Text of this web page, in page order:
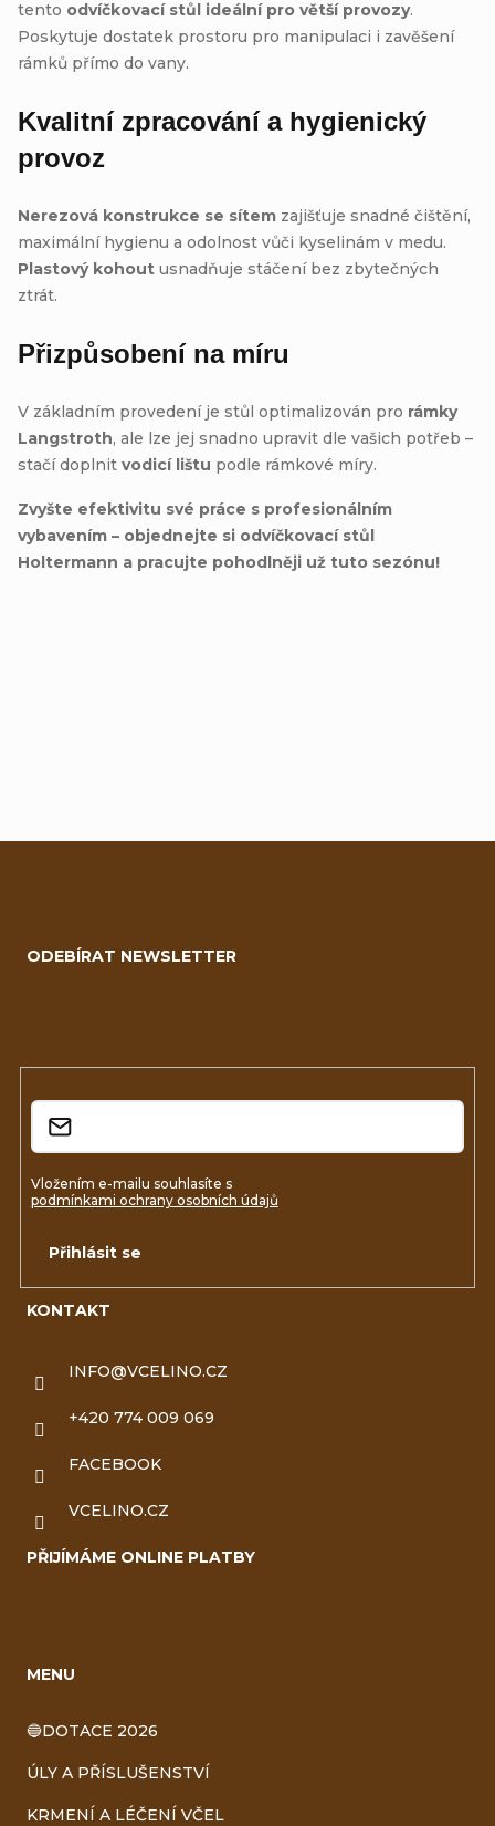
tento odvíčkovací stůl ideální pro větší provozy.
Poskytuje dostatek prostoru pro manipulaci i zavěšení
rámků přímo do vany.
Kvalitní zpracování a hygienický
provoz
Nerezová konstrukce se sítem zajišťuje snadné čištění,
maximální hygienu a odolnost vůči kyselinám v medu.
Plastový kohout usnadňuje stáčení bez zbytečných
ztrát.
Přizpůsobení na míru
V základním provedení je stůl optimalizován pro rámky
Langstroth, ale lze jej snadno upravit dle vašich potřeb –
stačí doplnit vodicí lištu podle rámkové míry.
Zvyšte efektivitu své práce s profesionálním
vybavením – objednejte si odvíčkovací stůl
Holtermann a pracujte pohodlněji už tuto sezónu!
KONTAKT
INFO@VCELINO.CZ
+420 774 009 069
FACEBOOK
VCELINO.CZ
PŘIJÍMÁME ONLINE PLATBY
MENU
🔵DOTACE 2026
ÚLY A PŘÍSLUŠENSTVÍ
KRMENÍ A LÉČENÍ VČEL
ODEBÍRAT NEWSLETTER
Vložením e-mailu souhlasíte s
podmínkami ochrany osobních údajů
Přihlásit se